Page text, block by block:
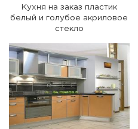
Кухня на заказ пластик
белый и голубое акриловое
стекло